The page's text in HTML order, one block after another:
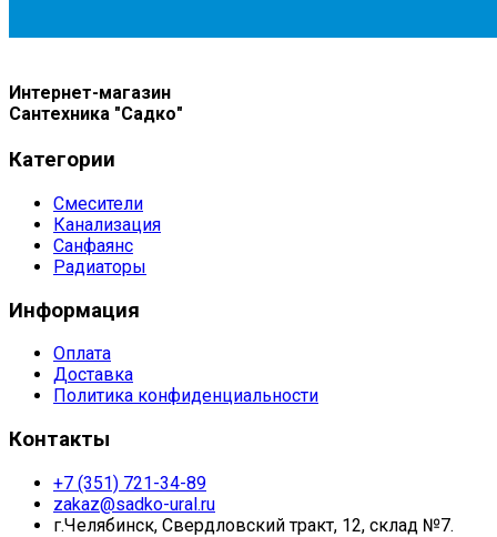
Интернет-магазин
Сантехника "Садко"
Категории
Смесители
Канализация
Санфаянс
Радиаторы
Информация
Оплата
Доставка
Политика конфиденциальности
Контакты
+7 (351) 721-34-89
zakaz@sadko-ural.ru
г.Челябинск, Свердловский тракт, 12, склад №7.